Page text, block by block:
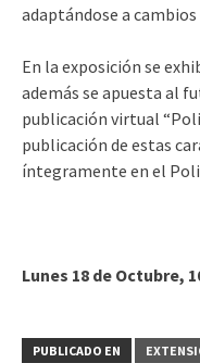
adaptándose a
En la exposición se
además se apuesta al
publicación virtual
publicación de estas
íntegramente en el
Lunes 18 de Octubre,
PUBLICADO EN